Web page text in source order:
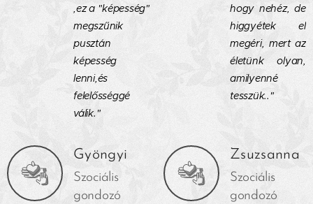
,ez a "képesség"
megszűnik
pusztán
képesség
lenni,és
felelősséggé
válik."
hogy nehéz, de
higgyétek el
megéri, mert az
életünk olyan,
amilyenné
tesszük.."
Gyöngyi
Szociális
gondozó
Zsuzsanna
Szociális
gondozó